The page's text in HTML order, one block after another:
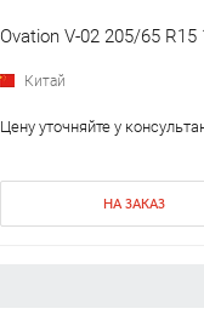
Ovation V-02 205/65 R15
Китай
Цену уточняйте у
НА ЗАКАЗ